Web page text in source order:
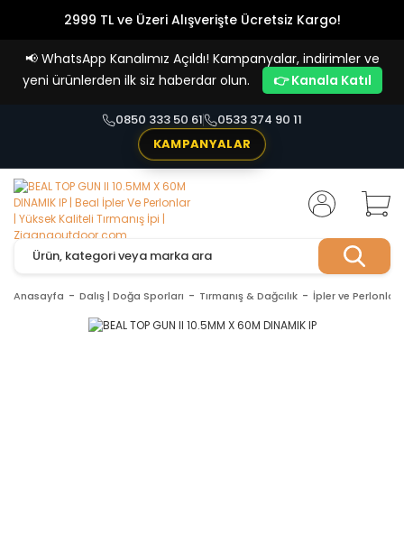
2999 TL ve Üzeri Alışverişte Ücretsiz Kargo!
Vade Farksız 4 Taksit İmkanı!
📢 WhatsApp Kanalımız Açıldı! Kampanyalar, indirimler ve
yeni ürünlerden ilk siz haberdar olun.
👉 Kanala Katıl
0850 333 50 61
0533 374 90 11
KAMPANYALAR
Anasayfa Dalış | Doğa Sporları Tırmanış & Dağcılık İpler ve Perlonlar